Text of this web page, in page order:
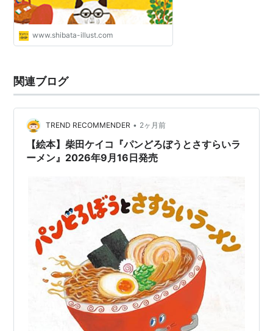
www.shibata-illust.com
関連ブログ
TREND RECOMMENDER • 2ヶ月前
【絵本】柴田ケイコ『パンどろぼうとさすらいラ
ーメン』2026年9月16日発売